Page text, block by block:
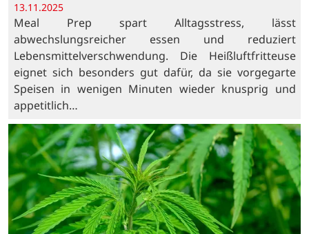
13.11.2025
Meal Prep spart Alltagsstress, lässt
abwechslungsreicher essen und reduziert
Lebensmittelverschwendung. Die Heißluftfritteuse
eignet sich besonders gut dafür, da sie vorgegarte
Speisen in wenigen Minuten wieder knusprig und
appetitlich…